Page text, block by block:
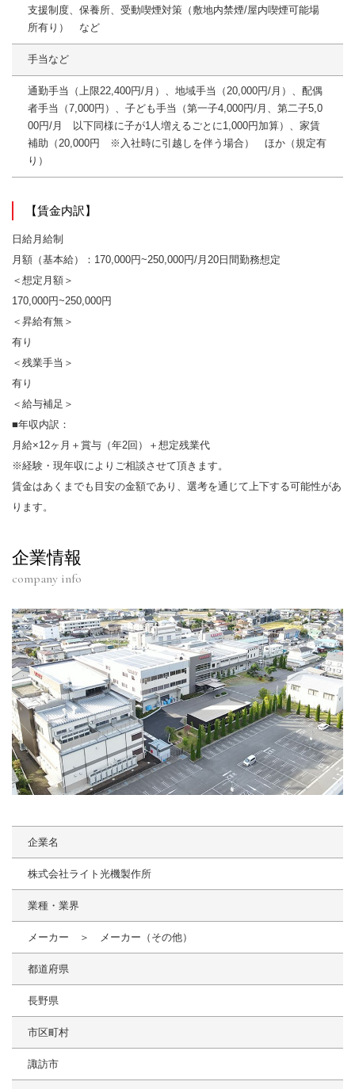
支援制度、保養所、受動喫煙対策（敷地内禁煙/屋内喫煙可能場
所有り） など
手当など
通勤手当（上限22,400円/月）、地域手当（20,000円/月）、配偶
者手当（7,000円）、子ども手当（第一子4,000円/月、第二子5,0
00円/月 以下同様に子が1人増えるごとに1,000円加算）、家賃
補助（20,000円 ※入社時に引越しを伴う場合） ほか（規定有
り）
【賃金内訳】
日給月給制
月額（基本給）：170,000円~250,000円/月20日間勤務想定
＜想定月額＞
170,000円~250,000円
＜昇給有無＞
有り
＜残業手当＞
有り
＜給与補足＞
■年収内訳：
月給×12ヶ月＋賞与（年2回）＋想定残業代
※経験・現年収によりご相談させて頂きます。
賃金はあくまでも目安の金額であり、選考を通じて上下する可能性があ
ります。
企業情報
company info
企業名
株式会社ライト光機製作所
業種・業界
メーカー ＞ メーカー（その他）
都道府県
長野県
市区町村
諏訪市